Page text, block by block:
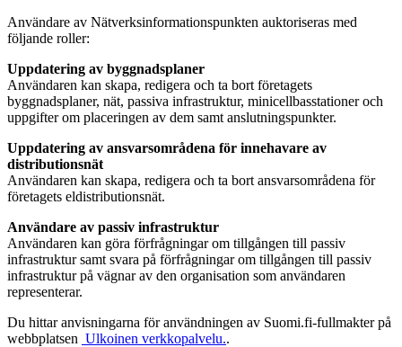
Användare av Nätverksinformationspunkten auktoriseras med
följande roller:
Uppdatering av byggnadsplaner
Användaren kan skapa, redigera och ta bort företagets
byggnadsplaner, nät, passiva infrastruktur, minicellbasstationer och
uppgifter om placeringen av dem samt anslutningspunkter.
Uppdatering av ansvarsområdena för innehavare av
distributionsnät
Användaren kan skapa, redigera och ta bort ansvarsområdena för
företagets eldistributionsnät.
Användare av passiv infrastruktur
Användaren kan göra förfrågningar om tillgången till passiv
infrastruktur samt svara på förfrågningar om tillgången till passiv
infrastruktur på vägnar av den organisation som användaren
representerar.
Du hittar anvisningarna för användningen av Suomi.fi-fullmakter på
webbplatsen Ulkoinen verkkopalvelu..